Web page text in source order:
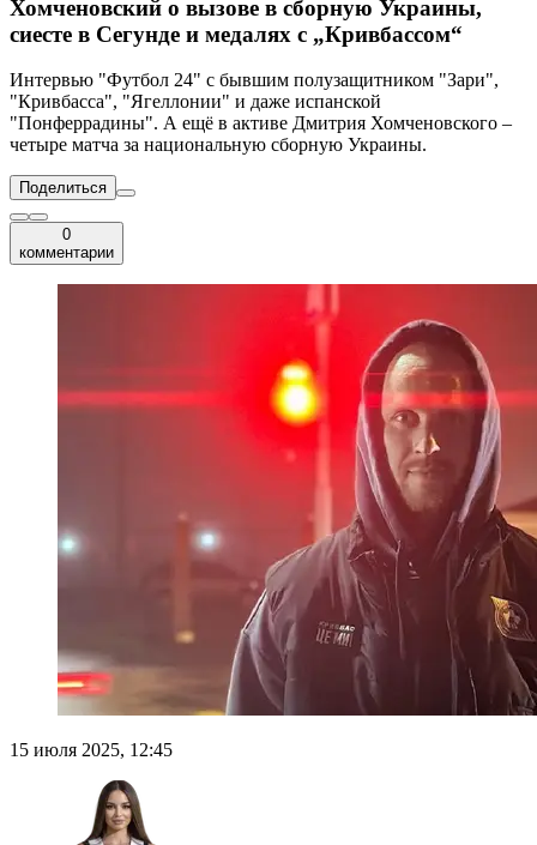
Хомченовский о вызове в сборную Украины,
сиесте в Сегунде и медалях с „Кривбассом“
Интервью "Футбол 24" с бывшим полузащитником "Зари",
"Кривбасса", "Ягеллонии" и даже испанской
"Понферрадины". А ещё в активе Дмитрия Хомченовского –
четыре матча за национальную сборную Украины.
Поделиться
0
комментарии
15 июля 2025, 12:45